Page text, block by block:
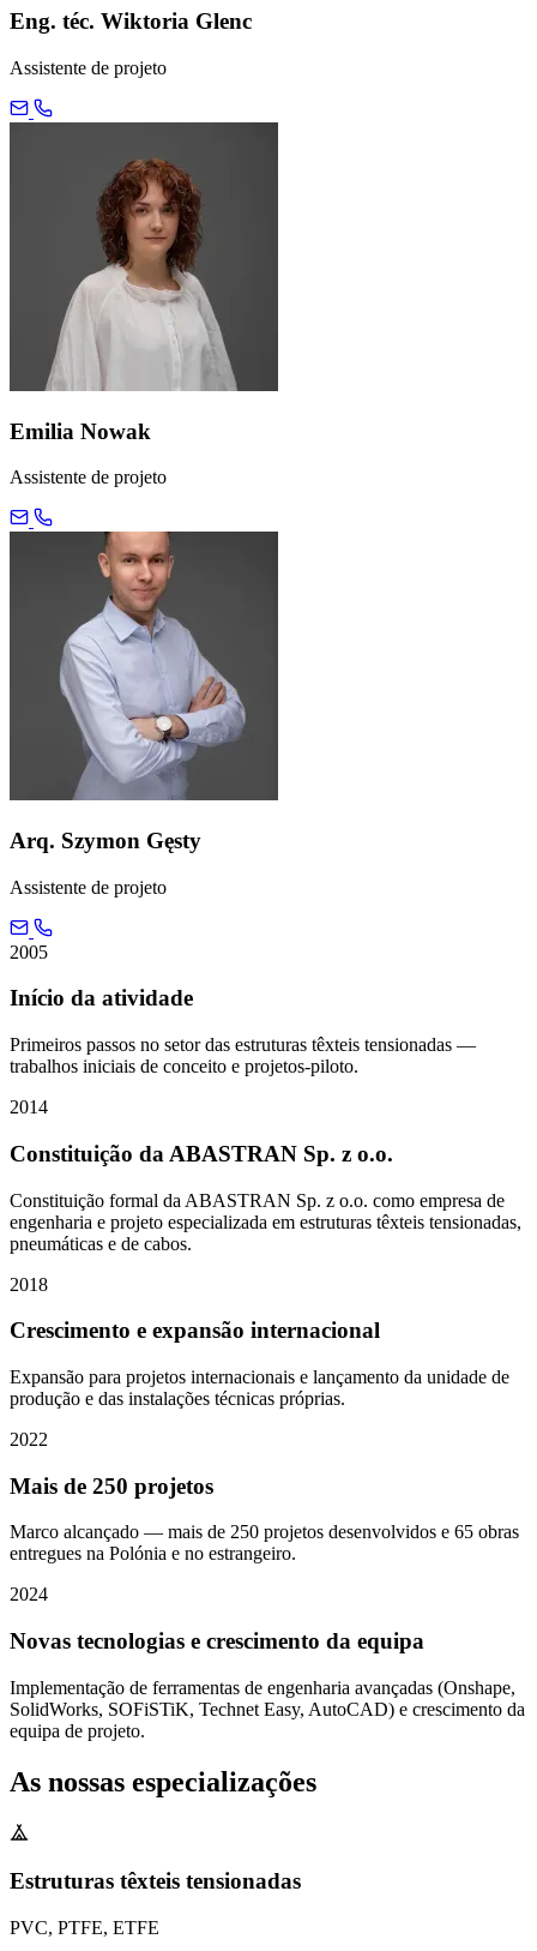
Eng. téc. Wiktoria Glenc
Assistente de projeto
Emilia Nowak
Assistente de projeto
Arq. Szymon Gęsty
Assistente de projeto
2005
Início da atividade
Primeiros passos no setor das estruturas têxteis tensionadas —
trabalhos iniciais de conceito e projetos-piloto.
2014
Constituição da ABASTRAN Sp. z o.o.
Constituição formal da ABASTRAN Sp. z o.o. como empresa de
engenharia e projeto especializada em estruturas têxteis tensionadas,
pneumáticas e de cabos.
2018
Crescimento e expansão internacional
Expansão para projetos internacionais e lançamento da unidade de
produção e das instalações técnicas próprias.
2022
Mais de 250 projetos
Marco alcançado — mais de 250 projetos desenvolvidos e 65 obras
entregues na Polónia e no estrangeiro.
2024
Novas tecnologias e crescimento da equipa
Implementação de ferramentas de engenharia avançadas (Onshape,
SolidWorks, SOFiSTiK, Technet Easy, AutoCAD) e crescimento da
equipa de projeto.
As nossas especializações
Estruturas têxteis tensionadas
PVC, PTFE, ETFE